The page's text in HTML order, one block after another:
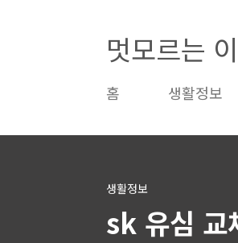
멋모르는
홈 생활정보
생활정보
sk 유심 교